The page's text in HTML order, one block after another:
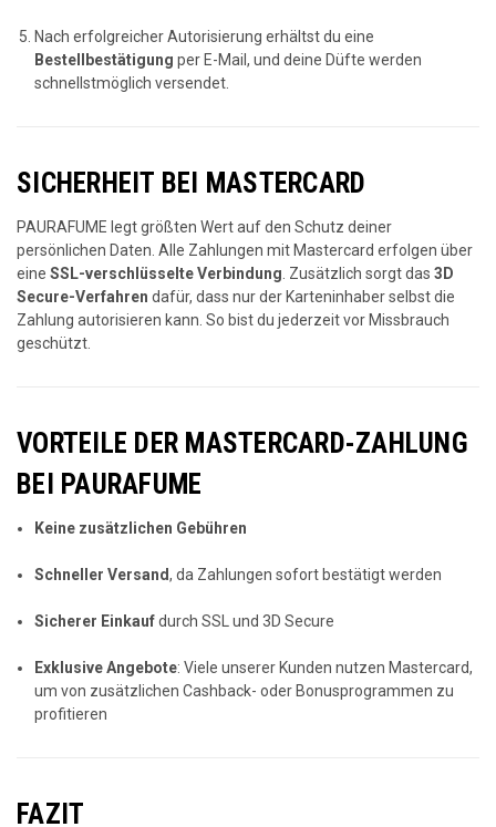
Nach erfolgreicher Autorisierung erhältst du eine
Bestellbestätigung per E-Mail, und deine Düfte werden
schnellstmöglich versendet.
SICHERHEIT BEI MASTERCARD
PAURAFUME legt größten Wert auf den Schutz deiner
persönlichen Daten. Alle Zahlungen mit Mastercard erfolgen über
eine SSL-verschlüsselte Verbindung . Zusätzlich sorgt das 3D
Secure-Verfahren dafür, dass nur der Karteninhaber selbst die
Zahlung autorisieren kann. So bist du jederzeit vor Missbrauch
geschützt.
VORTEILE DER MASTERCARD-ZAHLUNG
BEI PAURAFUME
Keine zusätzlichen Gebühren
Schneller Versand, da Zahlungen sofort bestätigt werden
Sicherer Einkaufdurch SSL und 3D Secure
Exklusive Angebote: Viele unserer Kunden nutzen Mastercard,
um von zusätzlichen Cashback- oder Bonusprogrammen zu
profitieren
FAZIT